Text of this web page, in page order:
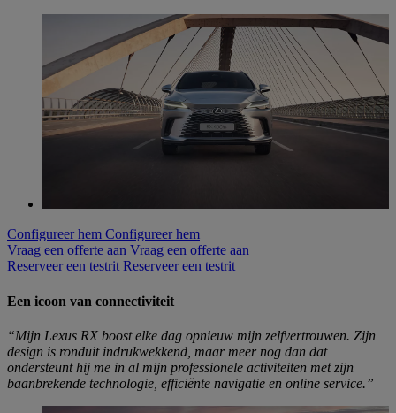
Configureer hem Configureer hem
Vraag een offerte aan Vraag een offerte aan
Reserveer een testrit Reserveer een testrit
Een icoon van connectiviteit
“Mijn Lexus RX boost elke dag opnieuw mijn zelfvertrouwen. Zijn
design is ronduit indrukwekkend, maar meer nog dan dat
ondersteunt hij me in al mijn professionele activiteiten met zijn
baanbrekende technologie, efficiënte navigatie en online service.”